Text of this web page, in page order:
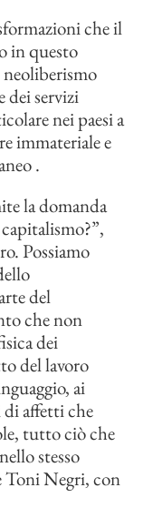
che il
in questo
neoliberismo
dei servizi
nei paesi a
immateriale e
.
la domanda
Possiamo
del
che non
dei
del lavoro
ai
affetti che
tutto ciò che
stesso
Toni Negri, con